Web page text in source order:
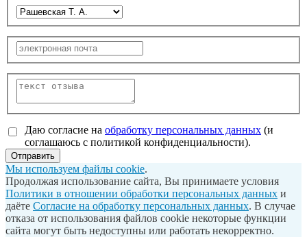
Даю согласие на обработку персональных данных (и
соглашаюсь с политикой конфиденциальности).
Отправить
Мы используем файлы cookie.
Продолжая использование сайта, Вы принимаете условия
Политики в отношении обработки персональных данных и
даёте Согласие на обработку персональных данных. В случае
отказа от использования файлов cookie некоторые функции
сайта могут быть недоступны или работать некорректно.